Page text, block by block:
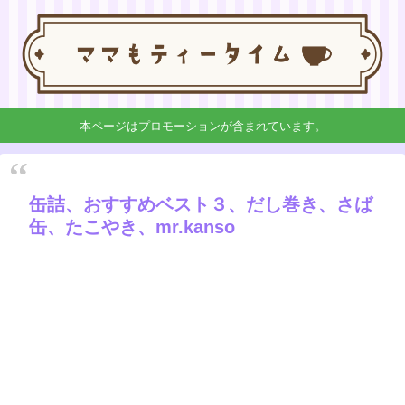
本ページはプロモーションが含まれています。
缶詰、おすすめベスト３、だし巻き、さば
缶、たこやき、mr.kanso